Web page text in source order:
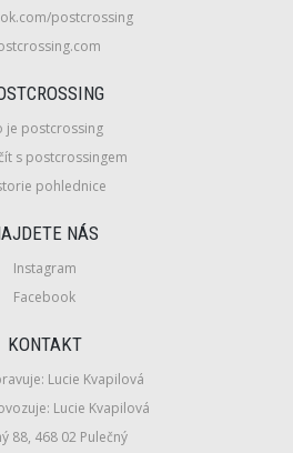
postcrossing
je postcrossing
s postcrossingem
pohlednice
NÁS
Instagram
Facebook
KONTAKT
Lucie Kvapilová
Lucie Kvapilová
88, 468 02 Pulečný